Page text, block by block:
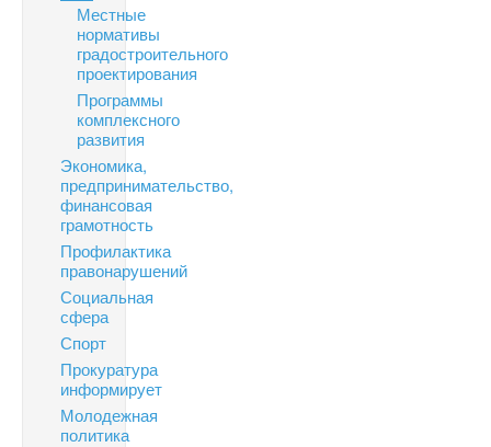
Местные
нормативы
градостроительного
проектирования
Программы
комплексного
развития
Экономика,
предпринимательство,
финансовая
грамотность
Профилактика
правонарушений
Социальная
сфера
Спорт
Прокуратура
информирует
Молодежная
политика